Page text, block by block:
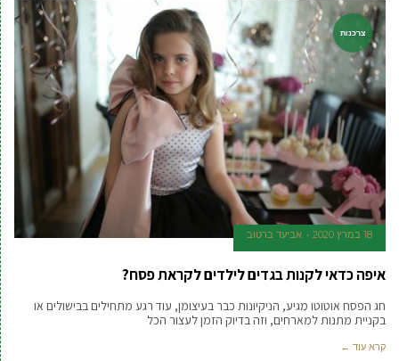
צרכנות
18 במרץ 2020 אביעד ברטוב
איפה כדאי לקנות בגדים לילדים לקראת פסח?
חג הפסח אוטוטו מגיע, הניקיונות כבר בעיצומן, עוד רגע מתחילים בבישולים או
בקניית מתנות למארחים, וזה בדיוק הזמן לעצור הכל
קרא עוד ←